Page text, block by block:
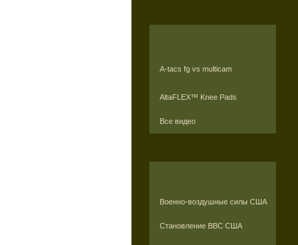
A-tacs fg vs multicam
AltaFLEX™ Knee Pads
Все видео
Военно-воздушные силы США
Становление ВВС США